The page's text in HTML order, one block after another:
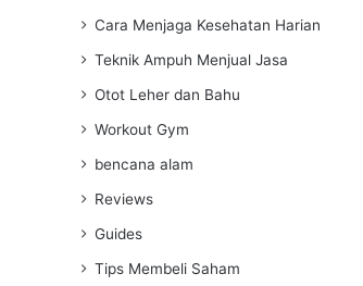
Cara Menjaga Kesehatan Harian
Teknik Ampuh Menjual Jasa
Otot Leher dan Bahu
Workout Gym
bencana alam
Reviews
Guides
Tips Membeli Saham